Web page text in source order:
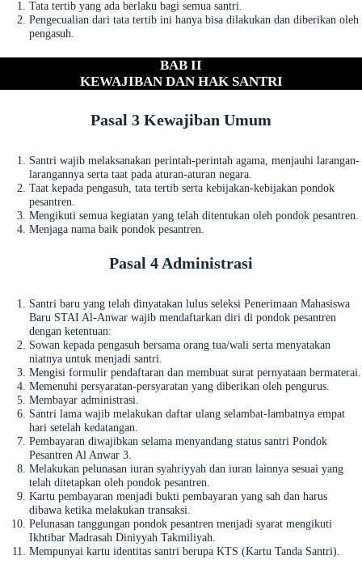
Tata tertib yang ada berlaku bagi semua santri.
Pengecualian dari tata tertib ini hanya bisa dilakukan dan diberikan oleh
pengasuh.
BAB II
KEWAJIBAN DAN HAK SANTRI
Pasal 3 Kewajiban Umum
Santri wajib melaksanakan perintah-perintah agama, menjauhi larangan-
larangannya serta taat pada aturan-aturan negara.
Taat kepada pengasuh, tata tertib serta kebijakan-kebijakan pondok
pesantren.
Mengikuti semua kegiatan yang telah ditentukan oleh pondok pesantren.
Menjaga nama baik pondok pesantren.
Pasal 4 Administrasi
Santri baru yang telah dinyatakan lulus seleksi Penerimaan Mahasiswa
Baru STAI Al-Anwar wajib mendaftarkan diri di pondok pesantren
dengan ketentuan:
Sowan kepada pengasuh bersama orang tua/wali serta menyatakan
niatnya untuk menjadi santri.
Mengisi formulir pendaftaran dan membuat surat pernyataan bermaterai.
Memenuhi persyaratan-persyaratan yang diberikan oleh pengurus.
Membayar administrasi.
Santri lama wajib melakukan daftar ulang selambat-lambatnya empat
hari setelah kedatangan.
Pembayaran diwajibkan selama menyandang status santri Pondok
Pesantren Al Anwar 3.
Melakukan pelunasan iuran syahriyyah dan iuran lainnya sesuai yang
telah ditetapkan oleh pondok pesantren.
Kartu pembayaran menjadi bukti pembayaran yang sah dan harus
dibawa ketika melakukan transaksi.
Pelunasan tanggungan pondok pesantren menjadi syarat mengikuti
Ikhtibar Madrasah Diniyyah Takmiliyah.
Mempunyai kartu identitas santri berupa KTS (Kartu Tanda Santri).